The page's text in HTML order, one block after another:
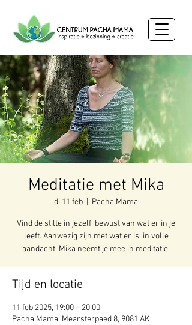
Meditatie met Mika
di 11 feb Pacha Mama
Vind de stilte in jezelf, bewust van wat er in je
leeft. Aanwezig zijn met wat er is, in volle
aandacht. Mika neemt je mee in meditatie.
Tijd en locatie
11 feb 2025, 19:00 – 20:00
Pacha Mama, Mearsterpaed 8, 9081 AK